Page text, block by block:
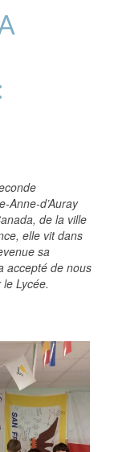
Anne-d’Auray
de la ville
elle vit dans
sa
accepté de nous
Lycée.